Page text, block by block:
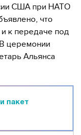
США при НАТО
что
и к передаче под
церемонии
Альянса
пакет